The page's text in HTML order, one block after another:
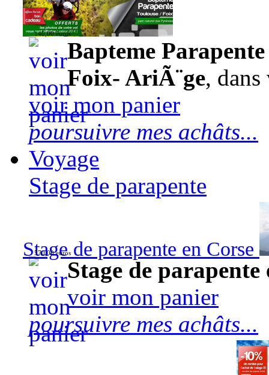
140,00 euros
Bapteme
Foix- AriÃ¨ge,
voir mon panier
poursuivre mes achâts...
Voyage
Stage de parapente
Stage de parapente en Corse
570,00 euros
Stage de
voir mon panier
poursuivre mes achâts...